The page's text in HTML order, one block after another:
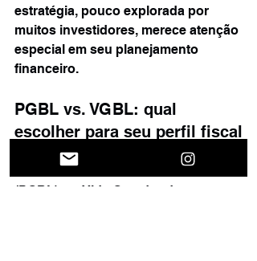
estratégia, pouco explorada por
muitos investidores, merece atenção
especial em seu planejamento
financeiro.
PGBL vs. VGBL: qual
escolher para seu perfil fiscal
O Plano Gerador de Benefício Livre
(PGBL) e o Vida Gerador de